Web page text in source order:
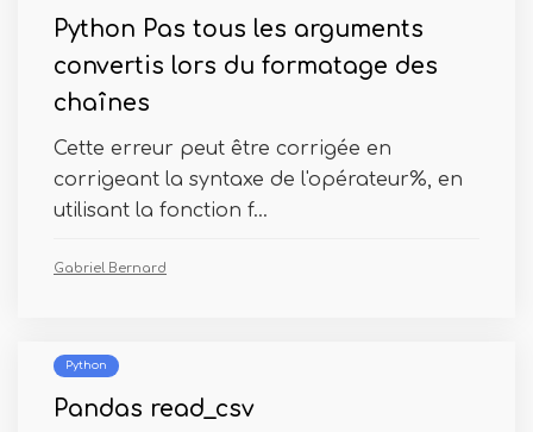
Python Pas tous les arguments
convertis lors du formatage des
chaînes
Cette erreur peut être corrigée en
corrigeant la syntaxe de l'opérateur%, en
utilisant la fonction f...
Gabriel Bernard
Python
Pandas read_csv